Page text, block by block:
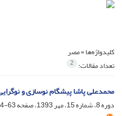
کلیدواژه‌ها =مصر
تعداد مقالات: 2
محمدعلی پاشا پیشگام نوسازی و
دوره 8، شماره 15، مهر 1393، صفحه
63-84